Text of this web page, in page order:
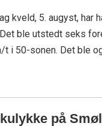
kveld, 5. augyst, har
ble utstedt seks
t i 50-sonen. Det ble
på